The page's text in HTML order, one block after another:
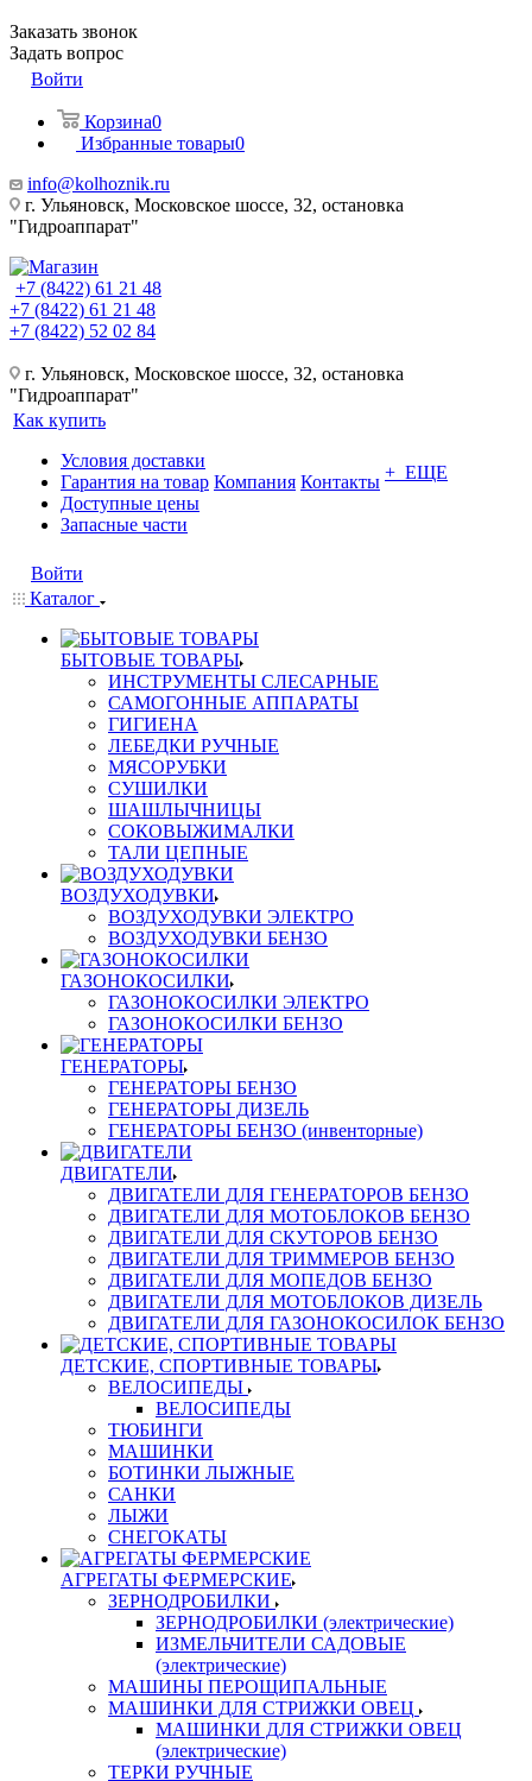
Заказать звонок
Задать вопрос
Войти
Корзина0
Избранные товары0
info@kolhoznik.ru
г. Ульяновск, Московское шоссе, 32, остановка
"Гидроаппарат"
+7 (8422) 61 21 48
+7 (8422) 61 21 48
+7 (8422) 52 02 84
г. Ульяновск, Московское шоссе, 32, остановка
"Гидроаппарат"
Как купить
Условия доставки
Гарантия на товар
Доступные цены
Запасные части
Компания Контакты + ЕЩЕ
Войти
Каталог
БЫТОВЫЕ ТОВАРЫ
ИНСТРУМЕНТЫ СЛЕСАРНЫЕ
САМОГОННЫЕ АППАРАТЫ
ГИГИЕНА
ЛЕБЕДКИ РУЧНЫЕ
МЯСОРУБКИ
СУШИЛКИ
ШАШЛЫЧНИЦЫ
СОКОВЫЖИМАЛКИ
ТАЛИ ЦЕПНЫЕ
ВОЗДУХОДУВКИ
ВОЗДУХОДУВКИ ЭЛЕКТРО
ВОЗДУХОДУВКИ БЕНЗО
ГАЗОНОКОСИЛКИ
ГАЗОНОКОСИЛКИ ЭЛЕКТРО
ГАЗОНОКОСИЛКИ БЕНЗО
ГЕНЕРАТОРЫ
ГЕНЕРАТОРЫ БЕНЗО
ГЕНЕРАТОРЫ ДИЗЕЛЬ
ГЕНЕРАТОРЫ БЕНЗО (инвенторные)
ДВИГАТЕЛИ
ДВИГАТЕЛИ ДЛЯ ГЕНЕРАТОРОВ БЕНЗО
ДВИГАТЕЛИ ДЛЯ МОТОБЛОКОВ БЕНЗО
ДВИГАТЕЛИ ДЛЯ СКУТОРОВ БЕНЗО
ДВИГАТЕЛИ ДЛЯ ТРИММЕРОВ БЕНЗО
ДВИГАТЕЛИ ДЛЯ МОПЕДОВ БЕНЗО
ДВИГАТЕЛИ ДЛЯ МОТОБЛОКОВ ДИЗЕЛЬ
ДВИГАТЕЛИ ДЛЯ ГАЗОНОКОСИЛОК БЕНЗО
ДЕТСКИЕ, СПОРТИВНЫЕ ТОВАРЫ
ВЕЛОСИПЕДЫ
ВЕЛОСИПЕДЫ
ТЮБИНГИ
МАШИНКИ
БОТИНКИ ЛЫЖНЫЕ
САНКИ
ЛЫЖИ
СНЕГОКАТЫ
АГРЕГАТЫ ФЕРМЕРСКИЕ
ЗЕРНОДРОБИЛКИ
ЗЕРНОДРОБИЛКИ (электрические)
ИЗМЕЛЬЧИТЕЛИ САДОВЫЕ
(электрические)
МАШИНЫ ПЕРОЩИПАЛЬНЫЕ
МАШИНКИ ДЛЯ СТРИЖКИ ОВЕЦ
МАШИНКИ ДЛЯ СТРИЖКИ ОВЕЦ
(электрические)
ТЕРКИ РУЧНЫЕ